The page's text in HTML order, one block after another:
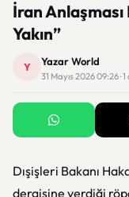
İran
Yakın”
Y Yazar World
31 Mayıs 2026 09:26 ·
Dışişleri Bakanı
dergisine verdiği